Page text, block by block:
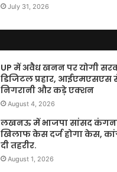
July 31, 2026
UP में अवैध खनन पर योगी
डिजिटल प्रहार, आईएमएसएस
निगरानी और कड़े एक्शन
August 4, 2026
लखनऊ में भाजपा सांसद
खिलाफ केस दर्ज होगा केस,
दी तहरीर.
August 1, 2026